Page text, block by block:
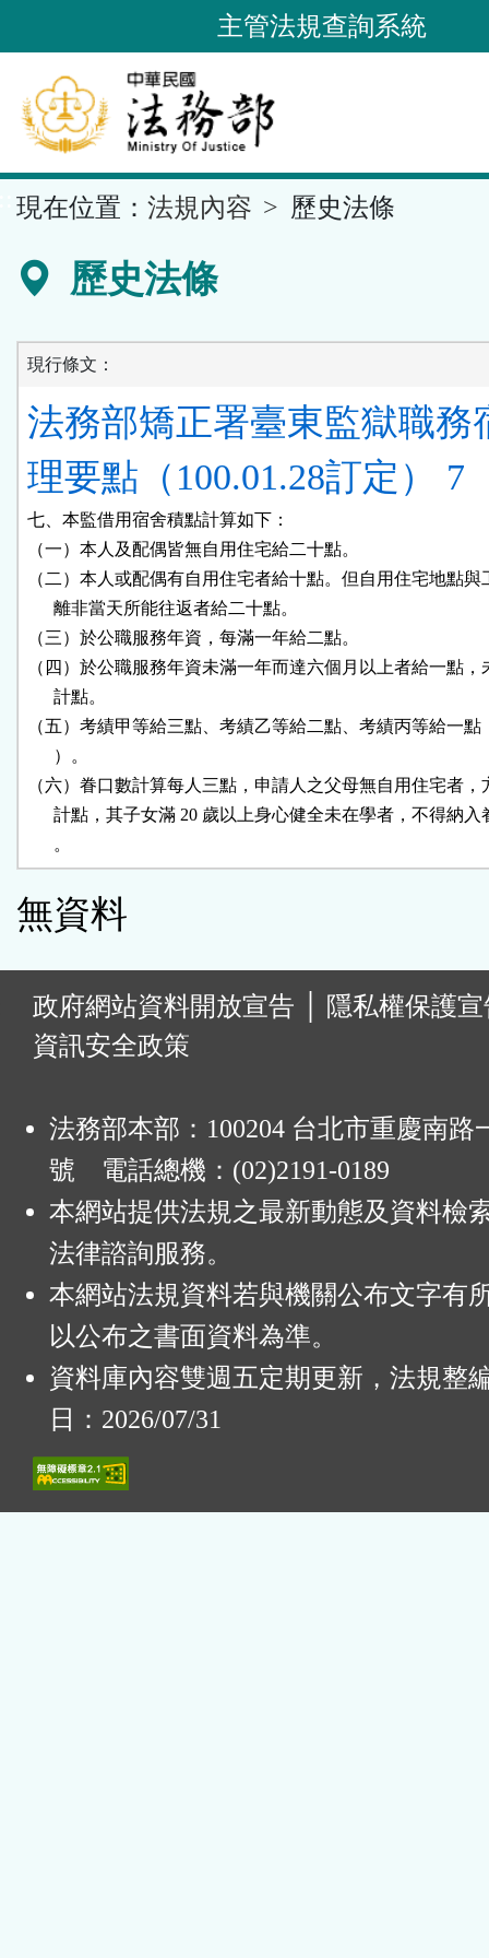
到
要
內
容
區
主管法規查詢系統
現在位置： 法規內容 歷史法條
歷史法條
現行條文：
法務部矯正署臺東監獄職務
理要點（100.01.28訂定） 7
七、本監借用宿舍積點計算如下：
（一）本人及配偶皆無自用住宅給二十點。
（二）本人或配偶有自用住宅者給十點。但自用住宅地點與
      離非當天所能往返者給二十點。
（三）於公職服務年資，每滿一年給二點。
（四）於公職服務年資未滿一年而達六個月以上者給一點，
      計點。
（五）考績甲等給三點、考績乙等給二點、考績丙等給一點
      ）。
（六）眷口數計算每人三點，申請人之父母無自用住宅者，
計點，其子女滿 20 歲以上身心健全未在學者，不得納
      。
無資料
政府網站資料開放宣告
隱私權保護
資訊安全政策
法務部本部：100204 台北市重慶南路
號 電話總機：(02)2191-0189
本網站提供法規之最新動態及資料檢
法律諮詢服務。
本網站法規資料若與機關公布文字有
以公布之書面資料為準。
資料庫內容雙週五定期更新，法規整
日：2026/07/31